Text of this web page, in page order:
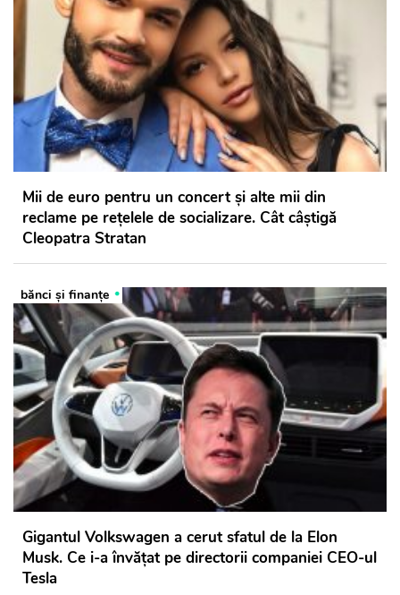
Mii de euro pentru un concert și alte mii din
reclame pe rețelele de socializare. Cât câștigă
Cleopatra Stratan
bănci şi finanţe
Gigantul Volkswagen a cerut sfatul de la Elon
Musk. Ce i-a învățat pe directorii companiei CEO-ul
Tesla